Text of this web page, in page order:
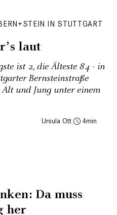
IN STUTTGART
laut
ist 2, die Älteste 84 - in
Bernsteinstraße
und Jung unter einem
Ursula Ott 4
Da muss
her